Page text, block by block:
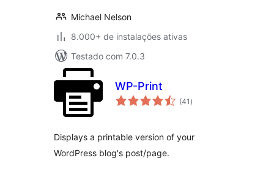
Michael Nelson
8.000+ de instalações ativas
Testado com 7.0.3
WP-Print
(41 total
de
)
Displays a printable version of your
WordPress blog's post/page.